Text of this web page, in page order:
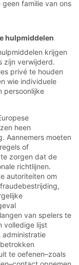
familie van ons
hulpmiddelen
krijgen
zijn verwijderd.
privé te houden
wie individuele
persoonlijke
heen
Aannemers moeten
of
zorgen dat de
richtlijnen.
autoriteiten om
van spelers te
volledige lijst
administratie
te oefenen–zoals